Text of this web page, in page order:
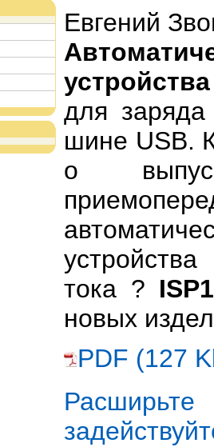
Евгений
устройства
для заряда
шине USB.
о
тока ?
новых
PDF (127